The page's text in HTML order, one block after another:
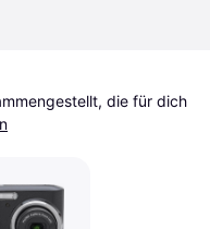
die für dich